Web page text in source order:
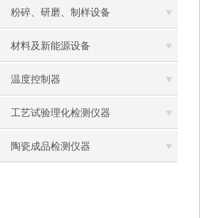
粉碎、研磨、制样设备
材料及新能源设备
温度控制器
工艺试验理化检测仪器
陶瓷成品检测仪器